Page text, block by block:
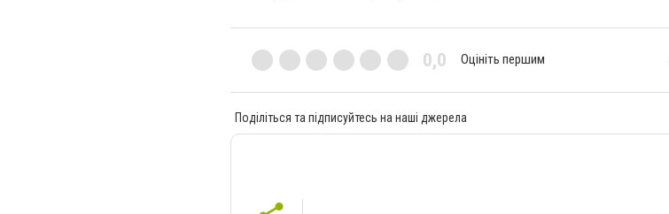
0,0 Оцініть першим
Поділіться та підписуйтесь на наші джерела